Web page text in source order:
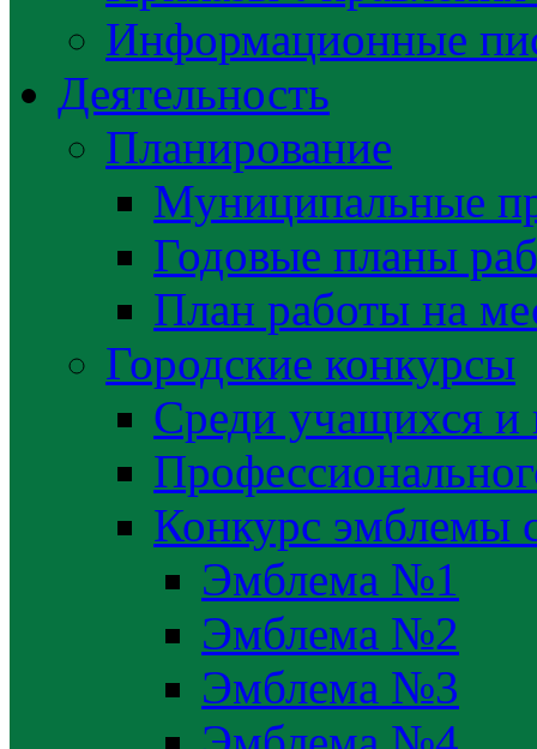
Информационные
Деятельность
Планирование
Муниципальные
Годовые планы
План работы на
Городские конкурсы
Среди учащихся и
Конкурс эмблемы
Эмблема №1
Эмблема №2
Эмблема №3